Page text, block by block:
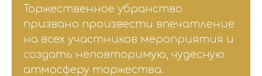
Торжественное убранство
призвано произвести впечатление
на всех участников мероприятия и
создать неповторимую, чудесную
атмосферу торжества.